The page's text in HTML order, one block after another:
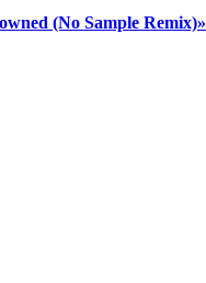
(No Sample Remix)»